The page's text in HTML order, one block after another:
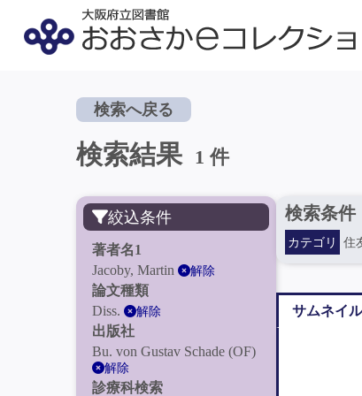
検索へ戻る
検索結果 1 件
絞込条件
著者名1
Jacoby, Martin
解除
論文種類
Diss.
解除
出版社
Bu. von Gustav Schade (OF)
解除
診療科検索
検索条件
カテゴリ 住
サムネイ